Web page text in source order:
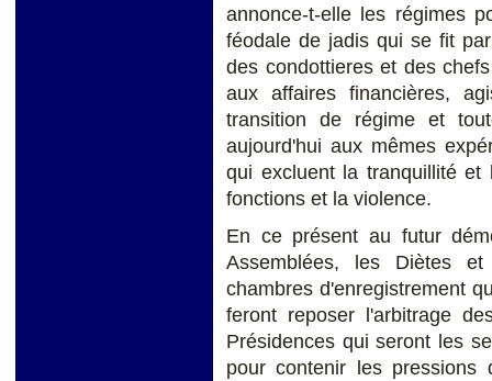
annonce-t-elle les régimes
féodale de jadis qui se fit
des condottieres et des
aux affaires financières,
transition de régime et
aujourd'hui aux mêmes
qui excluent la tranquillité et
fonctions et la violence.
En ce présent au futur
Assemblées, les Diètes
chambres d'enregistrement
feront reposer l'arbitrage
Présidences qui seront les
pour contenir les